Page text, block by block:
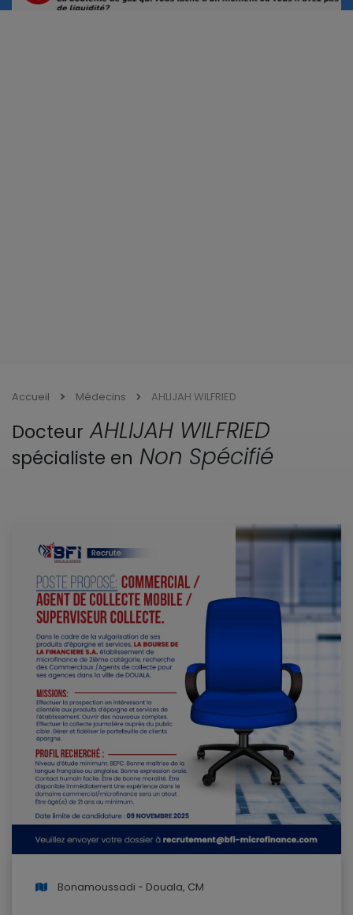
Accueil Médecins AHLIJAH WILFRIED
Docteur AHLIJAH WILFRIED
spécialiste en Non Spécifié
Bonamoussadi - Douala, CM